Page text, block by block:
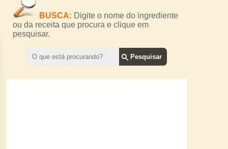
BUSCA: Digite o nome do ingrediente
ou da receita que procura e clique em
pesquisar.